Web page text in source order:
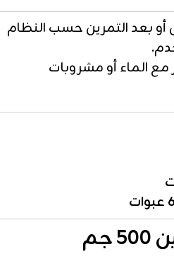
بعد التمرين حسب النظام
الماء أو مشروبات